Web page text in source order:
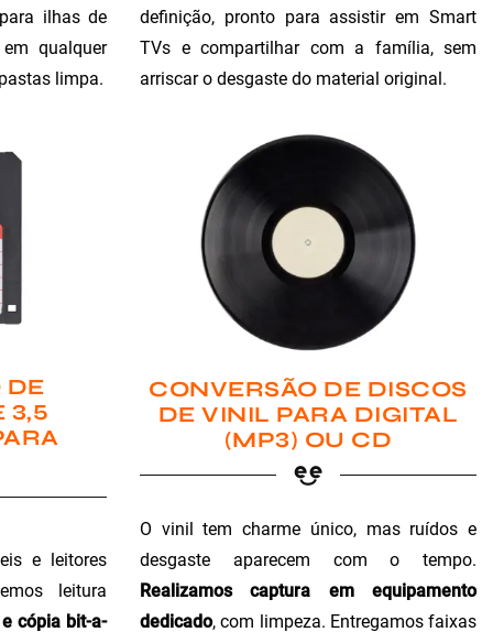
ilhas de
qualquer
limpa.
definição, pronto para assistir em Smart
TVs e compartilhar com a família, sem
arriscar o desgaste do material original.
DE
3,5
e leitores
leitura
cópia bit-a-
CONVERSÃO DE DISCOS
DE VINIL PARA DIGITAL
(MP3) OU CD
O vinil tem charme único, mas ruídos e
desgaste aparecem com o tempo.
Realizamos captura em equipamento
dedicado, com limpeza. Entregamos faixas